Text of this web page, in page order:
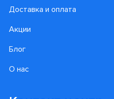
Доставка и оплата
Акции
Блог
О нас